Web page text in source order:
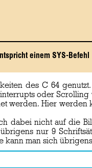
einem SYS-Befehl
des C 64
oder
Hier werden
dabei nicht auf
nur 9
kann man sich